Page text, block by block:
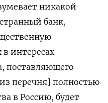
никакой
банк,
интересах
поставляющего
перечня] полностью
в Россию, будет